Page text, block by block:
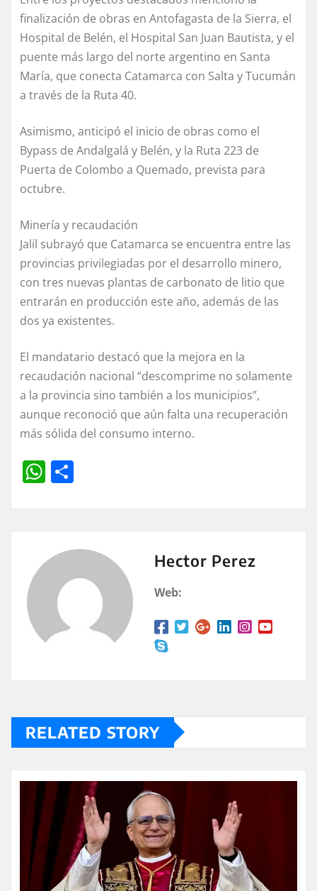
finalización de obras en Antofagasta de la Sierra, el
Hospital de Belén, el Hospital San Juan Bautista, y el
puente más largo del norte argentino en Santa
María, que conecta Catamarca con Salta y Tucumán
a través de la Ruta 40.
Asimismo, anticipó el inicio de obras como el
Bypass de Andalgalá y Belén, y la Ruta 223 de
Puerta de Colombo a Quemado, prevista para
octubre.
Minería y recaudación
Jalil subrayó que Catamarca se encuentra entre las
provincias privilegiadas por el desarrollo minero,
con tres nuevas plantas de carbonato de litio que
entrarán en producción este año, además de las
dos ya existentes.
El mandatario destacó que la mejora en la
recaudación nacional “descomprime no solamente
a la provincia sino también a los municipios”,
aunque reconoció que aún falta una recuperación
más sólida del consumo interno.
W
A
p
rt
Hector Perez
Web:
RELATED STORY